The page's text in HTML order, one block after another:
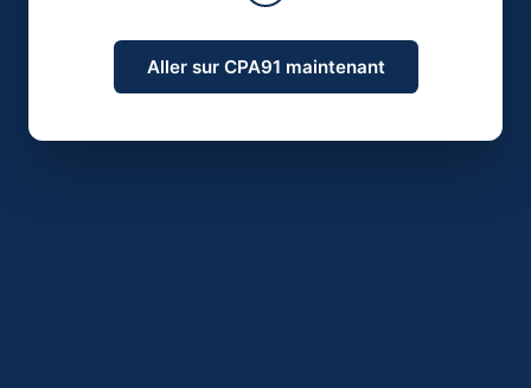
Aller sur CPA91 maintenant